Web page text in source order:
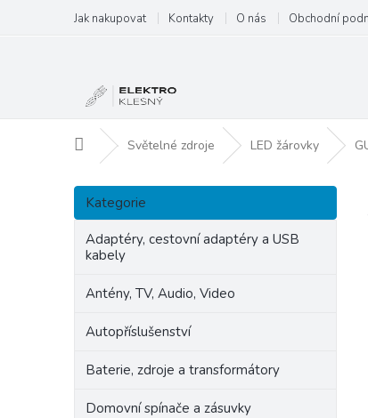
obsah
Jak nakupovat Kontakty O nás Obchodní
Domů Světelné zdroje LED žárovky
P
s
Přeskočit
kategorie
Kategorie
Adaptéry, cestovní adaptéry a USB
kabely
Antény, TV, Audio, Video
Autopříslušenství
Baterie, zdroje a transformátory
Domovní spínače a zásuvky